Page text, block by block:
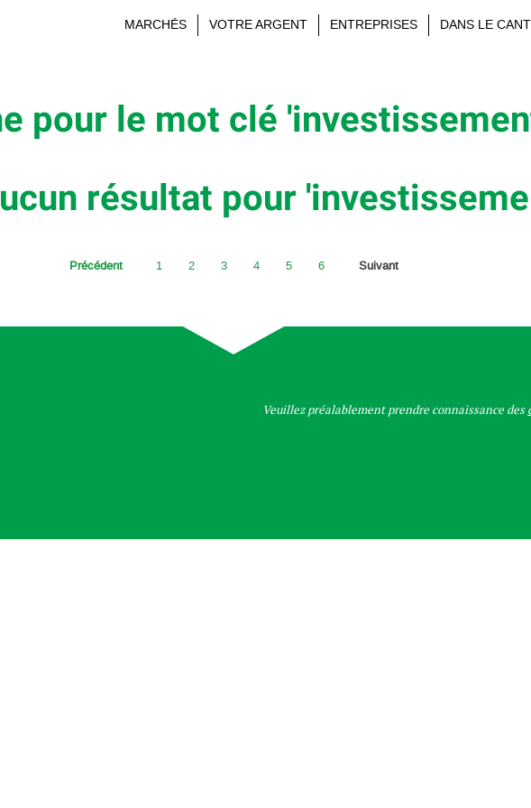
MARCHÉS VOTRE ARGENT ENTREPRISES DANS LE
pour le mot clé
résultat pour
Précédent 1 2 3 4 5 6 Suivant
Veuillez préalablement prendre connaissance des